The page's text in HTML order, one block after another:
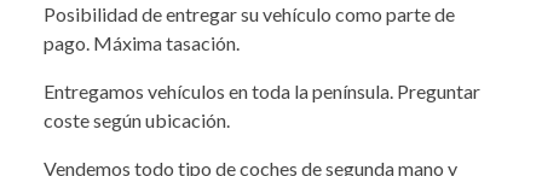
Posibilidad de entregar su vehículo como parte de
pago. Máxima tasación.
Entregamos vehículos en toda la península. Preguntar
coste según ubicación.
Vendemos todo tipo de coches de segunda mano y